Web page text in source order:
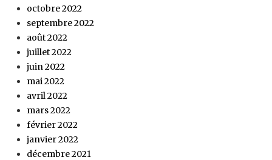
octobre 2022
septembre 2022
août 2022
juillet 2022
juin 2022
mai 2022
avril 2022
mars 2022
février 2022
janvier 2022
décembre 2021